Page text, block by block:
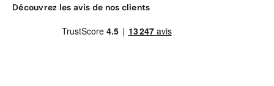
Gravage des vitres
Découvrez les avis de nos clients